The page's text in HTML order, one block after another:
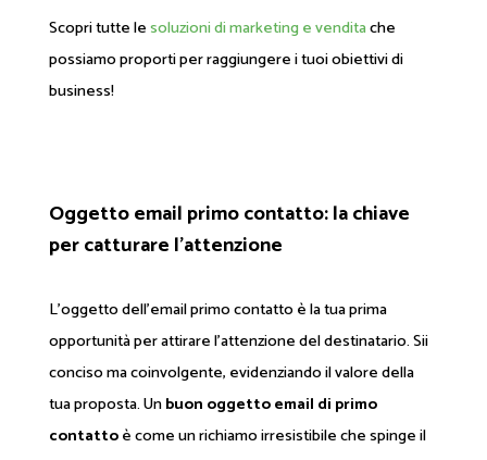
Scopri tutte lesoluzioni di marketing e venditache
possiamo proporti per raggiungere i tuoi obiettivi di
business!
Oggetto email primo contatto: la chiave
per catturare l'attenzione
L'oggetto dell'email primo contatto è la tua prima
opportunità per attirare l'attenzione del destinatario. Sii
conciso ma coinvolgente, evidenziando il valore della
tua proposta. Unbuon oggetto email di primo
contattoè come un richiamo irresistibile che spinge il